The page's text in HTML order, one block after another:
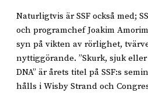
Naturligtvis är SSF också med;
och programchef Joakim
syn på vikten av rörlighet,
nyttiggörande. ”Skurk, sjuk
DNA” är årets titel på SSF:s
hålls i Wisby Strand och